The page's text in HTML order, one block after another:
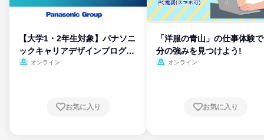
【大学1・2年生対象】パナソニ
ックキャリアデザインプログラ
ム
オンライン
お気に入り
「洋服の青山」の仕事体験
分の強みを見つけよう!
オンライン
お気に入り